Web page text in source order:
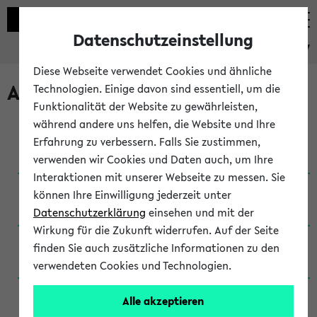
eKVV
Archivierte Studiengänge
Anglistik: British and American Studies / B.A.
(Einschreibung bis WiSe 16/17)
Anglistik: British and American Studies / B.A.
(Einschreibung bis SoSe 2015)
Anglistik: British and American Studies / B.A.
(Einschreibung bis SoSe 2013)
Anglistik: British and American Studies / Ba
(Einschreibung bis SoSe 2011)
Datenschutzeinstellung
Diese Webseite verwendet Cookies und ähnliche
Technologien. Einige davon sind essentiell, um die
Funktionalität der Website zu gewährleisten,
während andere uns helfen, die Website und Ihre
Erfahrung zu verbessern. Falls Sie zustimmen,
verwenden wir Cookies und Daten auch, um Ihre
Interaktionen mit unserer Webseite zu messen. Sie
können Ihre Einwilligung jederzeit unter
Datenschutzerklärung einsehen und mit der
Wirkung für die Zukunft widerrufen. Auf der Seite
finden Sie auch zusätzliche Informationen zu den
verwendeten Cookies und Technologien.
Alle akzeptieren